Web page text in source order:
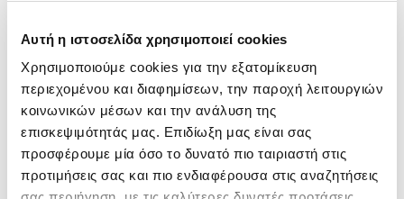
Αυτή η ιστοσελίδα χρησιμοποιεί cookies
Χρησιμοποιούμε cookies για την εξατομίκευση
περιεχομένου και διαφημίσεων, την παροχή λειτουργιών
κοινωνικών μέσων και την ανάλυση της
επισκεψιμότητάς μας. Επιδίωξη μας είναι σας
προσφέρουμε μία όσο το δυνατό πιο ταιριαστή στις
προτιμήσεις σας και πιο ενδιαφέρουσα στις αναζητήσεις
Εξαντλημένο
(0)
Ο ΠΑΤΕΡΑΣ
Η ΣΥΜΒΟΛΗ ΤΟΥ ΣΤΗ
ΔΙΑΜΟΡΦΩΣΗ ΤΟΥ ΠΑΙΔΙΟΥ
PARKE ROSS
Κωδ. Πολιτείας:2409-0020